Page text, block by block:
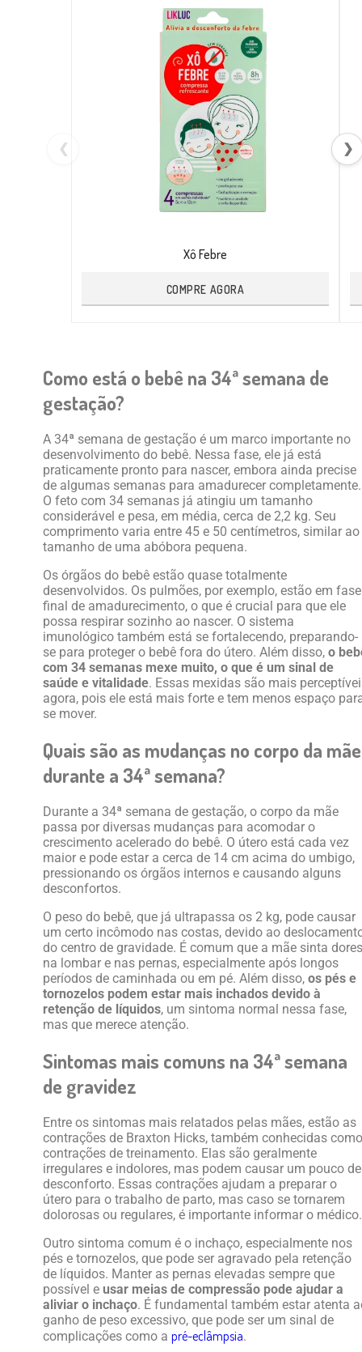
❮
Xô Febre
COMPRE AGORA
❯
Como está o bebê na 34ª semana de
gestação?
A 34ª semana de gestação é um marco importante no
desenvolvimento do bebê. Nessa fase, ele já está
praticamente pronto para nascer, embora ainda precise
de algumas semanas para amadurecer completamente.
O feto com 34 semanas já atingiu um tamanho
considerável e pesa, em média, cerca de 2,2 kg. Seu
comprimento varia entre 45 e 50 centímetros, similar ao
tamanho de uma abóbora pequena.
Os órgãos do bebê estão quase totalmente
desenvolvidos. Os pulmões, por exemplo, estão em fase
final de amadurecimento, o que é crucial para que ele
possa respirar sozinho ao nascer. O sistema
imunológico também está se fortalecendo, preparando-
se para proteger o bebê fora do útero. Além disso, o
com 34 semanas mexe muito, o que é um sinal de
saúde e vitalidade. Essas mexidas são mais
agora, pois ele está mais forte e tem menos espaço
se mover.
Quais são as mudanças no corpo da mãe
durante a 34ª semana?
Durante a 34ª semana de gestação, o corpo da mãe
passa por diversas mudanças para acomodar o
crescimento acelerado do bebê. O útero está cada vez
maior e pode estar a cerca de 14 cm acima do umbigo,
pressionando os órgãos internos e causando alguns
desconfortos.
O peso do bebê, que já ultrapassa os 2 kg, pode causar
um certo incômodo nas costas, devido ao
do centro de gravidade. É comum que a mãe sinta dores
na lombar e nas pernas, especialmente após longos
períodos de caminhada ou em pé. Além disso, os pés e
tornozelos podem estar mais inchados devido à
retenção de líquidos, um sintoma normal nessa fase,
mas que merece atenção.
Sintomas mais comuns na 34ª semana
de gravidez
Entre os sintomas mais relatados pelas mães, estão as
contrações de Braxton Hicks, também conhecidas como
contrações de treinamento. Elas são geralmente
irregulares e indolores, mas podem causar um pouco de
desconforto. Essas contrações ajudam a preparar o
útero para o trabalho de parto, mas caso se tornarem
dolorosas ou regulares, é importante informar o médico.
Outro sintoma comum é o inchaço, especialmente nos
pés e tornozelos, que pode ser agravado pela retenção
de líquidos. Manter as pernas elevadas sempre que
possível e usar meias de compressão pode ajudar a
aliviar o inchaço. É fundamental também estar atenta
ganho de peso excessivo, que pode ser um sinal de
complicações como a pré-eclâmpsia.